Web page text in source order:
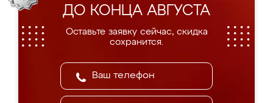
ДО КОНЦА АВГУСТА
Оставьте заявку сейчас, скидка
сохранится.